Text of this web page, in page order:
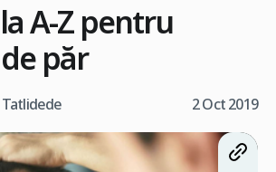
A-Z pentru
păr
Tatlidede 2 Oct 2019